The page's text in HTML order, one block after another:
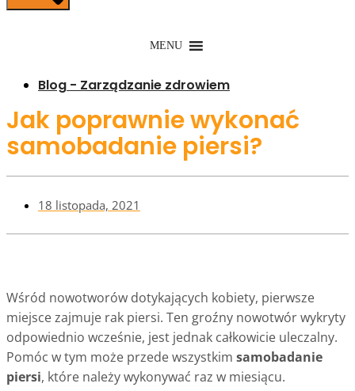
MENU
Blog - Zarządzanie zdrowiem
Jak poprawnie wykonać
samobadanie piersi?
18 listopada, 2021
Wśród nowotworów dotykających kobiety, pierwsze
miejsce zajmuje rak piersi. Ten groźny nowotwór wykryty
odpowiednio wcześnie, jest jednak całkowicie uleczalny.
Pomóc w tym może przede wszystkim samobadanie
piersi, które należy wykonywać raz w miesiącu.